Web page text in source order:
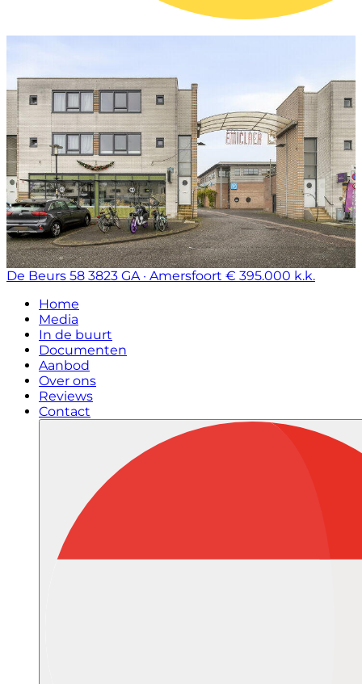
De Beurs 58 3823 GA · Amersfoort € 395.000 k.k.
Home
Media
In de buurt
Documenten
Aanbod
Over ons
Reviews
Contact